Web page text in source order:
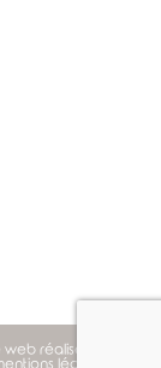
web réalisé par